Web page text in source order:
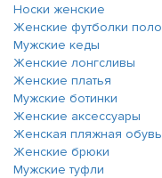
Носки женские
Женские футболки поло
Мужские кеды
Женские лонгсливы
Женские платья
Мужские ботинки
Женские аксессуары
Женская пляжная обувь
Женские брюки
Мужские туфли